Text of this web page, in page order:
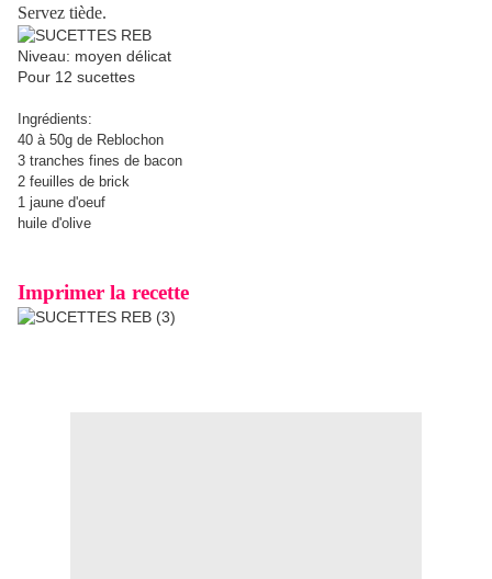
Servez tiède.
Niveau: moyen délicat
Pour 12 sucettes
Ingrédients:
40 à 50g de Reblochon
3 tranches fines de bacon
2 feuilles de brick
1 jaune d'oeuf
huile d'olive
Imprimer la recette